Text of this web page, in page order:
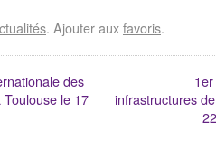
. Ajouter auxfavoris.
des
le 17
infrastructures